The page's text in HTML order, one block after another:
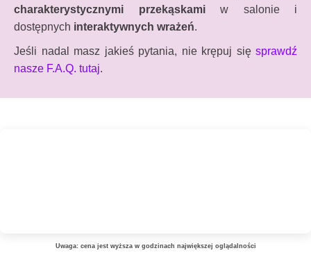
charakterystycznymi przekąskamiw salonie i
dostępnych interaktywnych wrażeń.
Jeśli nadal masz jakieś pytania, nie krępuj się sprawdź
nasze F.A.Q. tutaj.
Uwaga: cena jest wyższa w godzinach największej oglądalności